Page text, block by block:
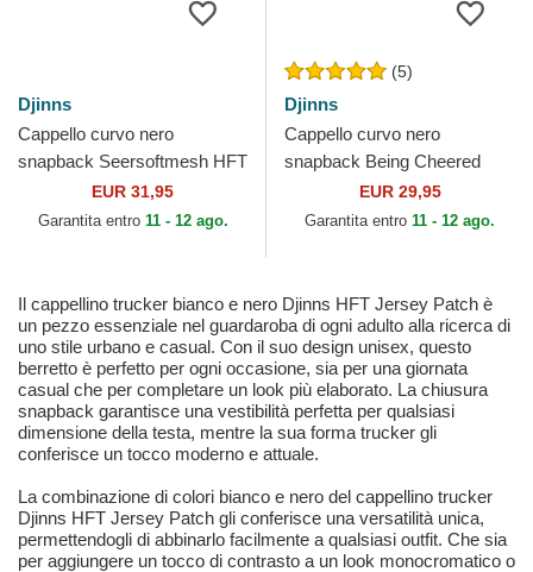
Djinns
Cappello curvo nero
snapback Seersoftmesh HFT
EUR 31,95
Garantita entro 11 - 12 ago.
(5)
Djinns
Cappello curvo nero
snapback Being Cheered
HFT di DjinnsEUR 29,95
Garantita entro 11 - 12 ago.
Il cappellino trucker bianco e nero Djinns HFT Jersey Patch è
un pezzo essenziale nel guardaroba di ogni adulto alla ricerca di
uno stile urbano e casual. Con il suo design unisex, questo
berretto è perfetto per ogni occasione, sia per una giornata
casual che per completare un look più elaborato. La chiusura
snapback garantisce una vestibilità perfetta per qualsiasi
dimensione della testa, mentre la sua forma trucker gli
conferisce un tocco moderno e attuale.
La combinazione di colori bianco e nero del cappellino trucker
Djinns HFT Jersey Patch gli conferisce una versatilità unica,
permettendogli di abbinarlo facilmente a qualsiasi outfit. Che sia
per aggiungere un tocco di contrasto a un look monocromatico o